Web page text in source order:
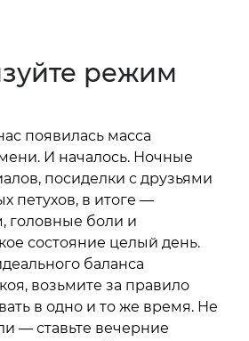
режим
появилась масса
И началось. Ночные
посиделки с друзьями
петухов, в итоге —
головные боли и
состояние целый день.
баланса
возьмите за правило
в одно и то же время. Не
— ставьте вечерние